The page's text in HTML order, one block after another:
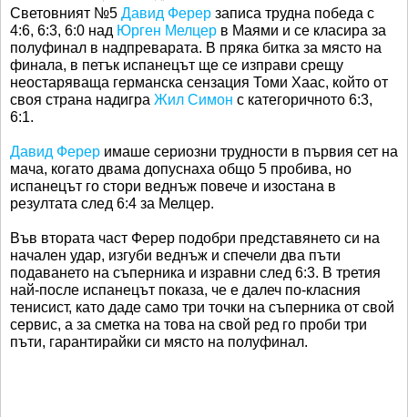
Световният №5 Давид Ферер записа трудна победа с
4:6, 6:3, 6:0 над Юрген Мелцер в Маями и се класира за
полуфинал в надпреварата. В пряка битка за място на
финала, в петък испанецът ще се изправи срещу
неостаряваща германска сензация Томи Хаас, който от
своя страна надигра Жил Симон с категоричното 6:3,
6:1.
Давид Ферер имаше сериозни трудности в първия сет на
мача, когато двама допуснаха общо 5 пробива, но
испанецът го стори веднъж повече и изостана в
резултата след 6:4 за Мелцер.
Във втората част Ферер подобри представянето си на
начален удар, изгуби веднъж и спечели два пъти
подаването на съперника и изравни след 6:3. В третия
най-после испанецът показа, че е далеч по-класния
тенисист, като даде само три точки на съперника от свой
сервис, а за сметка на това на свой ред го проби три
пъти, гарантирайки си място на полуфинал.